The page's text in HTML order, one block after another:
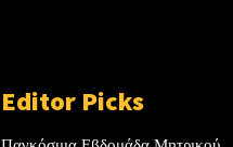
Editor Picks